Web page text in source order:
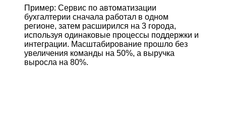
Пример: Сервис по автоматизации
бухгалтерии сначала работал в одном
регионе, затем расширился на 3 города,
используя одинаковые процессы поддержки и
интеграции. Масштабирование прошло без
увеличения команды на 50%, а выручка
выросла на 80%.